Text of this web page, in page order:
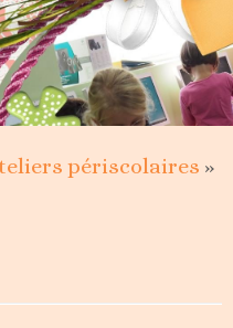
périscolaires »